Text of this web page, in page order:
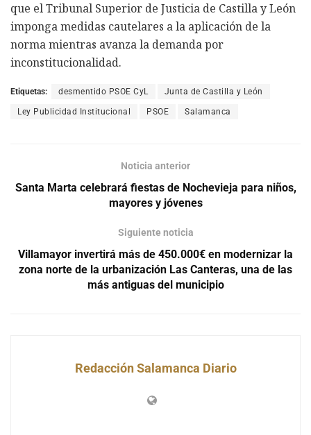
que el Tribunal Superior de Justicia de Castilla y León
imponga medidas cautelares a la aplicación de la
norma mientras avanza la demanda por
inconstitucionalidad.
Etiquetas: desmentido PSOE CyL Junta de Castilla y León
Ley Publicidad Institucional PSOE Salamanca
Noticia anterior
Santa Marta celebrará fiestas de Nochevieja para niños,
mayores y jóvenes
Siguiente noticia
Villamayor invertirá más de 450.000€ en modernizar la
zona norte de la urbanización Las Canteras, una de las
más antiguas del municipio
Redacción Salamanca Diario